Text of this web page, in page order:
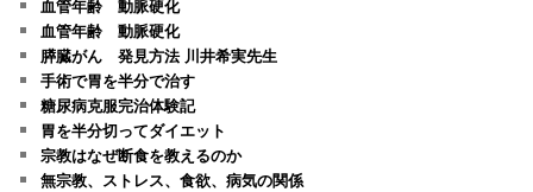
血管年齢 動脈硬化
血管年齢 動脈硬化
膵臓がん 発見方法 川井希実先生
手術で胃を半分で治す
糖尿病克服完治体験記
胃を半分切ってダイエット
宗教はなぜ断食を教えるのか
無宗教、ストレス、食欲、病気の関係